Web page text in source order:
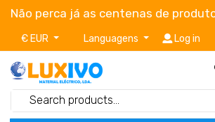
Não perca já as centenas de
€ EUR Languagens Log in